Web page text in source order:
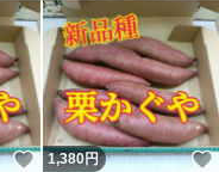
いいね！
1,380円